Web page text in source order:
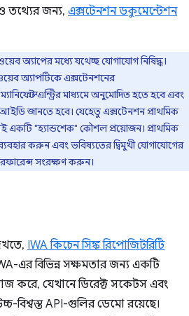
তথ্যের জন্য, এক্সটেনশন ডকুমেন্টেশন
অ্যাপের মধ্যে যথেচ্ছ যোগাযোগ নিষিদ্ধ।
অ্যাপটিকে এক্সটেনশনের
ম্যানিফেস্ট এন্ট্রির মাধ্যমে অনুমোদিত হতে হবে এবং
জানতে হবে। যেহেতু এক্সটেনশন প্রাথমিক
একটি "হ্যান্ডশেক" কৌশল প্রয়োজন। প্রাথমিক
করুন এবং ভবিষ্যতের দ্বিমুখী যোগাযোগের
সংরক্ষণ করুন।
IWA কিচেন সিঙ্ক রিপোজিটরিটি
এর বিভিন্ন সক্ষমতার জন্য একটি
কাজ করে, যেখানে ডিরেক্ট সকেটস এবং
বিশ্বস্ত API-গুলির ডেমো রয়েছে।